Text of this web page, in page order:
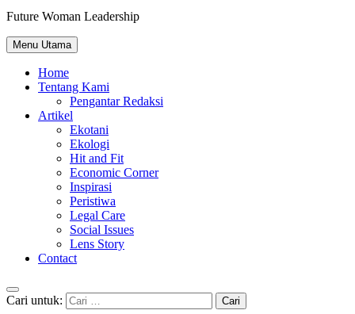
Future Woman Leadership
Menu Utama
Home
Tentang Kami
Pengantar Redaksi
Artikel
Ekotani
Ekologi
Hit and Fit
Economic Corner
Inspirasi
Peristiwa
Legal Care
Social Issues
Lens Story
Contact
Cari untuk: